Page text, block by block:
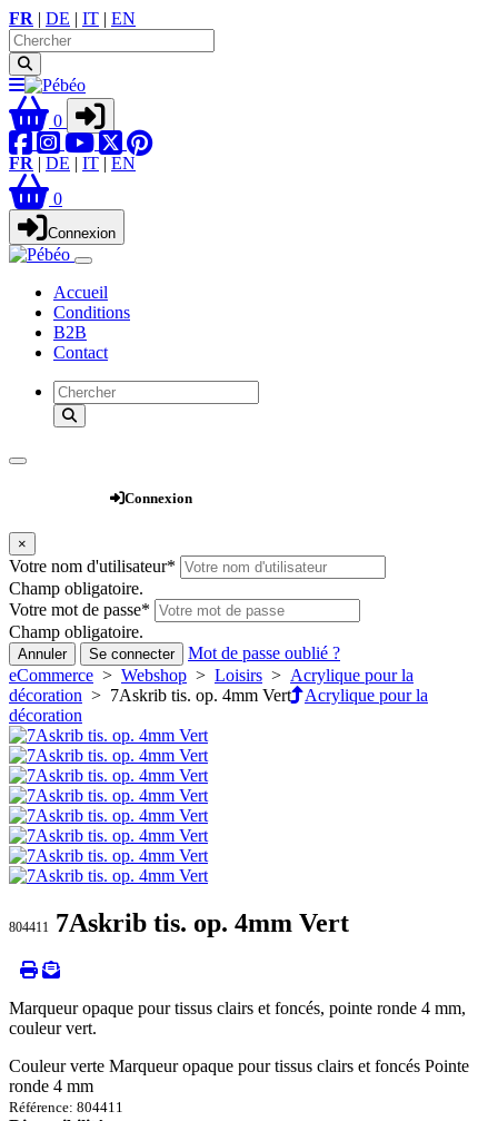
FR | DE | IT | EN
0
FR | DE | IT | EN
0
Connexion
Accueil
Conditions
B2B
Contact
Connexion
×
Votre nom d'utilisateur*
Champ obligatoire.
Votre mot de passe*
Champ obligatoire.
Annuler Se connecter
Mot de passe oublié ?
eCommerce > Webshop > Loisirs > Acrylique pour la
décoration > 7Askrib tis. op. 4mm Vert
Acrylique pour la
décoration
804411 7Askrib tis. op. 4mm Vert
Marqueur opaque pour tissus clairs et foncés, pointe ronde 4 mm,
couleur vert.
Couleur verte Marqueur opaque pour tissus clairs et foncés Pointe
ronde 4 mm
Référence: 804411